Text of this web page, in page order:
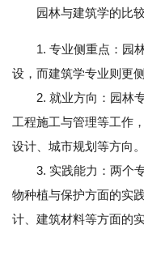
园林与建筑学的比
1. 专业侧重点：园
设，而建筑学专业则更
2. 就业方向：园林专
工程施工与管理等工作
设计、城市规划等方向。
3. 实践能力：两个专
物种植与保护方面的实
计、建筑材料等方面的